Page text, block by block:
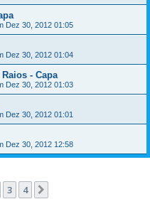
Dez 30, 2012 01:05
Dez 30, 2012 01:04
- Capa
Dez 30, 2012 01:03
Dez 30, 2012 01:01
Dez 30, 2012 12:58
3 4